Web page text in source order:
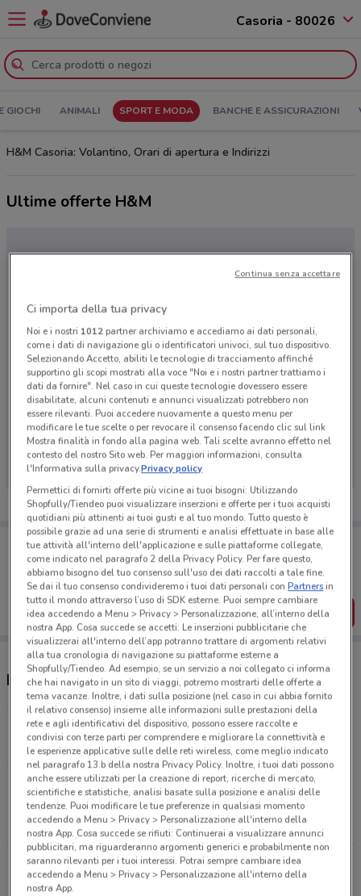
Casoria - 80026
GIOCHI ANIMALI SPORT E MODA BANCHE E ASSICURAZIONI
H&M Casoria: Volantino, Orari di apertura e Indirizzi
Ultime offerte H&M
Ci dispiace, al momento non abbiamo pubblicato
volantini nella tua zona. Riprova più tardi.
Porta DoveConviene sempre con te!
Puoi trovare le migliori offerte dei negozi vicino a te,
salvarle e creare la tua lista del risparmio, comodamente
dal tuo cellulare.
SCARICA L’APP
Negozi H&M a Casoria
Via Santa Maria La Nova 1 Afragola
2.6 km
APERTO
Piazza Madonna dell'Arco 12 C/O Centro
Commerciale La Birreria Napoli
3.4 km
Via Michelangelo 80040 Napoli
5.3 km
Ci importa della tua privacy
Noi e i nostri 1012partner archiviamo e accediamo ai dati personali,
come i dati di navigazione gli o identificatori univoci, sul tuo dispositivo.
Selezionando Accetto, abiliti le tecnologie di tracciamento affinché
supportino gli scopi mostrati alla voce "Noi e i nostri partner trattiamo i
dati da fornire". Nel caso in cui queste tecnologie dovessero essere
disabilitate, alcuni contenuti e annunci visualizzati potrebbero non
essere rilevanti. Puoi accedere nuovamente a questo menu per
modificare le tue scelte o per revocare il consenso facendo clic sul link
Mostra finalità in fondo alla pagina web. Tali scelte avranno effetto nel
contesto del nostro Sito web. Per maggiori informazioni, consulta
l'Informativa sulla privacy.Privacy policy
Permettici di fornirti offerte più vicine ai tuoi bisogni: Utilizzando
Shopfully/Tiendeo puoi visualizzare inserzioni e offerte per i tuoi acquisti
quotidiani più attinenti ai tuoi gusti e al tuo mondo. Tutto questo è
possibile grazie ad una serie di strumenti e analisi effettuate in base alle
tue attività all'interno dell'applicazione e sulle piattaforme collegate,
come indicato nel paragrafo 2 della Privacy Policy. Per fare questo,
abbiamo bisogno del tuo consenso sull'uso dei dati raccolti a tale fine.
Se dai il tuo consenso condivideremo i tuoi dati personali conPartnersin
tutto il mondo attraverso l’uso di SDK esterne. Puoi sempre cambiare
idea accedendo a Menu > Privacy > Personalizzazione, all’interno della
nostra App. Cosa succede se accetti: Le inserzioni pubblicitarie che
visualizzerai all'interno dell’app potranno trattare di argomenti relativi
alla tua cronologia di navigazione su piattaforme esterne a
Shopfully/Tiendeo. Ad esempio, se un servizio a noi collegato ci informa
che hai navigato in un sito di viaggi, potremo mostrarti delle offerte a
tema vacanze. Inoltre, i dati sulla posizione (nel caso in cui abbia fornito
il relativo consenso) insieme alle informazioni sulle prestazioni della
rete e agli identificativi del dispositivo, possono essere raccolte e
condivisi con terze parti per comprendere e migliorare la connettività e
le esperienze applicative sulle delle reti wireless, come meglio indicato
nel paragrafo 13.b della nostra Privacy Policy. Inoltre, i tuoi dati possono
anche essere utilizzati per la creazione di report, ricerche di mercato,
scientifiche e statistiche, analisi basate sulla posizione e analisi delle
tendenze. Puoi modificare le tue preferenze in qualsiasi momento
accedendo a Menu > Privacy > Personalizzazione all'interno della
nostra App. Cosa succede se rifiuti: Continuerai a visualizzare annunci
pubblicitari, ma riguarderanno argomenti generici e probabilmente non
saranno rilevanti per i tuoi interessi. Potrai sempre cambiare idea
accedendo a Menu > Privacy > Personalizzazione all'interno della
nostra App.
Continua senza accettare